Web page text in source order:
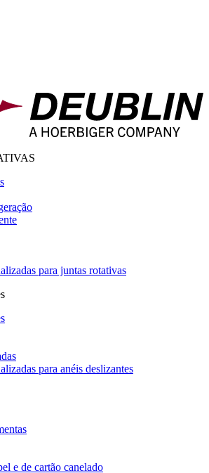
para juntas rotativas
para anéis deslizantes
e de cartão canelado